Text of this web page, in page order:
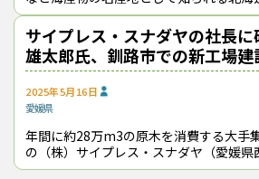
らは、「原木の確保がうまくいくか、既
か、注視していかなければならない」な
（トップ画像＝東予インダストリアルパーク
ラインはオペレーターが集中的に管理している
釧路ウッドプロダクツ釧路市
の森林面積の13分の１を管理する村山
幸町、村山良子社長）は、地元森林
サイプレス・スナダヤの社長に
雄太郎氏、釧路市での新工場建
白紙に
2025年5月16日
愛媛県
年間に約28万m3の原木を消費する大手
の（株）サイプレス・スナダヤ（愛媛
表取締役社長が４月１日付けで交代し